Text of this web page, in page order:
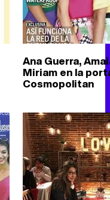
Ana Guerra,
Miriam en la
Cosmopolitan